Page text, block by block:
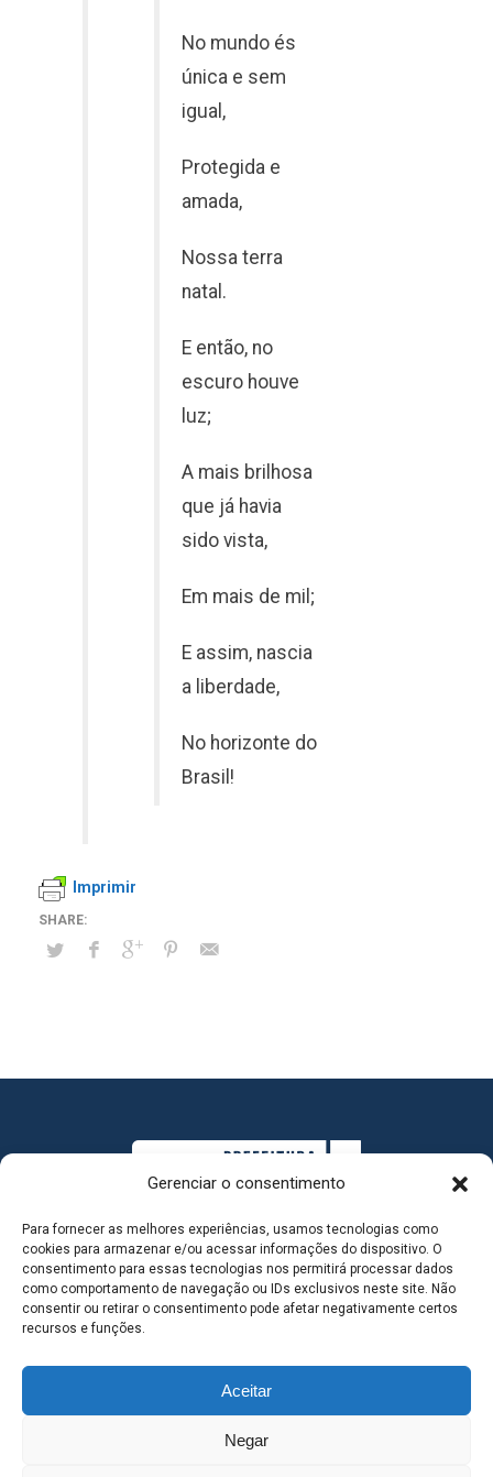
Gerenciar o consentimento
Para fornecer as melhores experiências, usamos tecnologias como
cookies para armazenar e/ou acessar informações do dispositivo. O
consentimento para essas tecnologias nos permitirá processar dados
como comportamento de navegação ou IDs exclusivos neste site. Não
consentir ou retirar o consentimento pode afetar negativamente certos
recursos e funções.
Aceitar
Negar
No mundo és
única e sem
igual,
Protegida e
amada,
Nossa terra
natal.
E então, no
escuro houve
luz;
A mais brilhosa
que já havia
sido vista,
Em mais de mil;
E assim, nascia
a liberdade,
No horizonte do
Brasil!
Imprimir
MAPA DO SITE
SEDE DO ADMINISTRATIVO MUNICIPAL - Avenida